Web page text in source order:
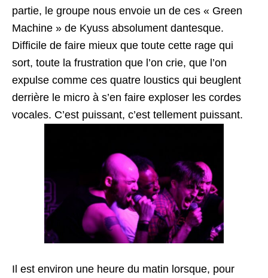
partie, le groupe nous envoie un de ces « Green
Machine » de Kyuss absolument dantesque.
Difficile de faire mieux que toute cette rage qui
sort, toute la frustration que l’on crie, que l’on
expulse comme ces quatre loustics qui beuglent
derrière le micro à s’en faire exploser les cordes
vocales. C’est puissant, c’est tellement puissant.
Il est environ une heure du matin lorsque, pour